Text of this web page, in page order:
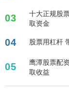
03
十大正规股
取资金
04 股票用杠杆
05
鹰潭股票配
取收益